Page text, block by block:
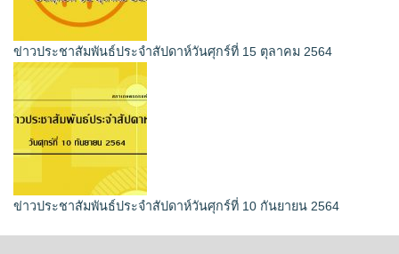
ข่าวประชาสัมพันธ์ประจำสัปดาห์วันศุกร์ที่ 15 ตุลาคม 2564
ข่าวประชาสัมพันธ์ประจำสัปดาห์วันศุกร์ที่ 10 กันยายน 2564